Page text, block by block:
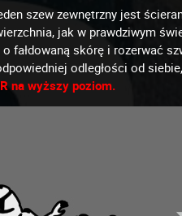
szew zewnętrzny jest
jak w prawdziwym
skórę i rozerwać
odległości od
na wyższy poziom.